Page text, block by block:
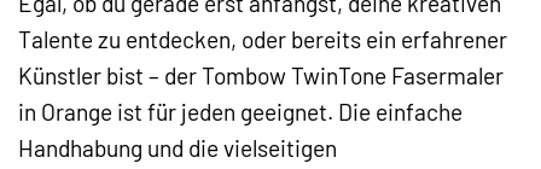
Talente zu entdecken, oder bereits ein erfahrener
Künstler bist – der Tombow TwinTone Fasermaler
in Orange ist für jeden geeignet. Die einfache
Handhabung und die vielseitigen